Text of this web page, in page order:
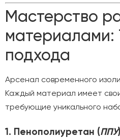
Мастерство
материалами:
подхода
Арсенал современного
Каждый материал имеет
требующие уникального
1. Пенополиуретан (ППУ)